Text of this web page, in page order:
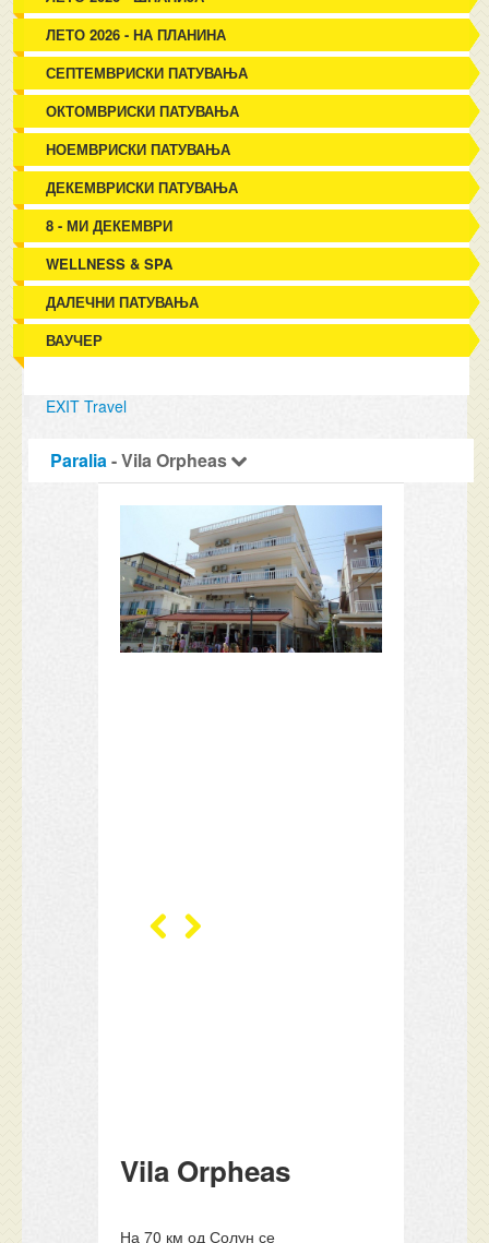
ЛЕТО 2026 - НА ПЛАНИНА
СЕПТЕМВРИСКИ ПАТУВАЊА
ОКТОМВРИСКИ ПАТУВАЊА
НОЕМВРИСКИ ПАТУВАЊА
ДЕКЕМВРИСКИ ПАТУВАЊА
8 - МИ ДЕКЕМВРИ
WELLNESS & SPA
ДАЛЕЧНИ ПАТУВАЊА
ВАУЧЕР
EXIT Travel
Paralia- Vila Orpheas
Vila Orpheas
На 70 км од Солун се